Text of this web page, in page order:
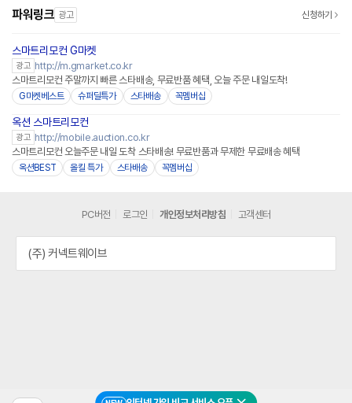
파워링크 광고 신청하기
스마트리모컨 G마켓
광고 http://m.gmarket.co.kr
스마트리모컨 주말까지 빠른 스타배송, 무료반품 혜택, 오늘 주문 내일도착!
G마켓베스트 슈퍼딜특가 스타배송 꼭멤버십
옥션 스마트리모컨
광고 http://mobile.auction.co.kr
스마트리모컨 오늘주문 내일 도착 스타배송! 무료반품과 무제한 무료배송 혜택
옥션BEST 올킬 특가 스타배송 꼭멤버십
PC버전 로그인 개인정보처리방침 고객센터
(주) 커넥트웨이브